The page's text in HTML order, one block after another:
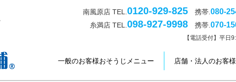
南風原店 TEL. 0120-929-825携帯. 080-
糸満店 TEL. 098-927-9998携帯. 070-
【電話受付】平日
一般のお客様おそうじメニュー 店舗・法人のお客